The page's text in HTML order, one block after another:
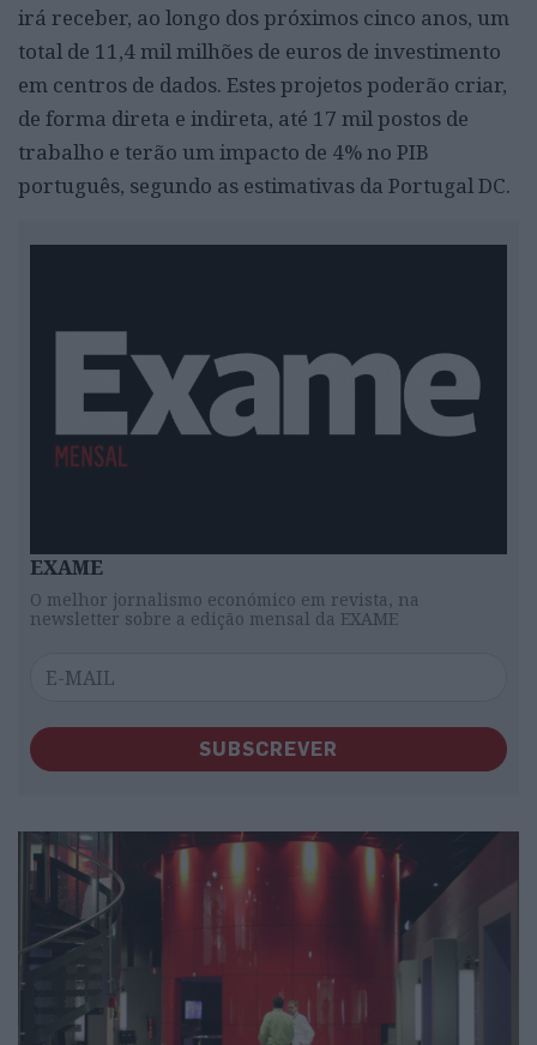
irá receber, ao longo dos próximos cinco anos, um
total de 11,4 mil milhões de euros de investimento
em centros de dados. Estes projetos poderão criar,
de forma direta e indireta, até 17 mil postos de
trabalho e terão um impacto de 4% no PIB
português, segundo as estimativas da Portugal DC.
EXAME
O melhor jornalismo económico em revista, na
newsletter sobre a edição mensal da EXAME
SUBSCREVER